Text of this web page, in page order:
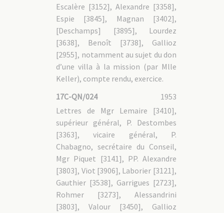
Escalère [3152], Alexandre [3358],
Espie [3845], Magnan [3402],
[Deschamps] [3895], Lourdez
[3638], Benoît [3738], Gallioz
[2955], notamment au sujet du don
d’une villa à la mission (par Mlle
Keller), compte rendu, exercice.
17C-QN/024
1953
Lettres de Mgr Lemaire [3410],
supérieur général, P. Destombes
[3363], vicaire général, P.
Chabagno, secrétaire du Conseil,
Mgr Piquet [3141], PP. Alexandre
[3803], Viot [3906], Laborier [3121],
Gauthier [3538], Garrigues [2723],
Rohmer [3273], Alessandrini
[3803], Valour [3450], Gallioz